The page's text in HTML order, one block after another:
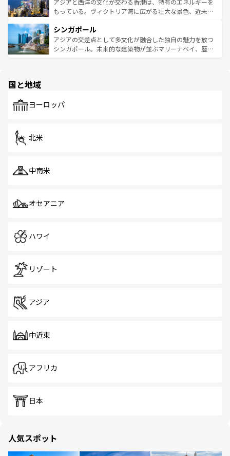
が旅行者を迎えてくれるので、きっと忘れられない旅にな
参照してほしい。
いビーチでリゾート気分を楽しむことができる。タイ料理
激する。気候は一年中温暖で、どの季節にも異なる楽しみ
が待っている。親しみやすいタイの人々、仏教を中心とし
た文化、そして多様な観光資源が、訪れる旅人を魅了し続
アジアと西洋の文化が交わる香港は、特有のエネルギーを
もっている。ヴィクトリア湾に広がる壮大な景色、近未来
み、どこを訪れても感動するはず。観光スポットが密集し
ており、効率よく見どころを回れるのも魅力。息をのむよ
うな絶景から文化的な体験まで、香港を存分に楽しみ尽く
シンガポール
アジアの交差点として多文化が融合した独自の魅力を放つ
シンガポール。未来的な建築物が並ぶマリーナベイ、歴史
で、ホーカーズは地元の風情を楽しめる外せないスポット
国と地域
ヨーロッパ
北米
中南米
オセアニア
ハワイ
リゾート
アジア
中近東
アフリカ
日本
人気スポット